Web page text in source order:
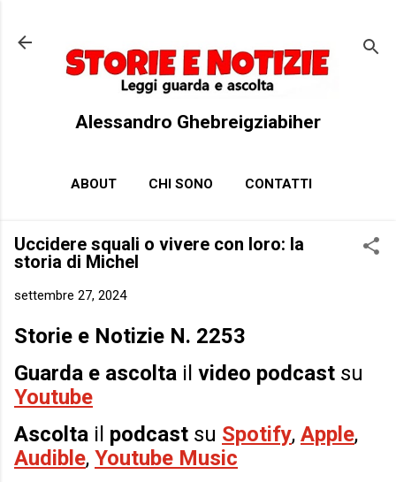
Alessandro Ghebreigziabiher
ABOUT CHI SONO CONTATTI
Uccidere squali o vivere con loro: la
storia di Michel
settembre 27, 2024
Storie e Notizie N. 2253
Guarda e ascolta il video podcast su
Youtube
Ascolta il podcast su Spotify, Apple,
Audible, Youtube Music